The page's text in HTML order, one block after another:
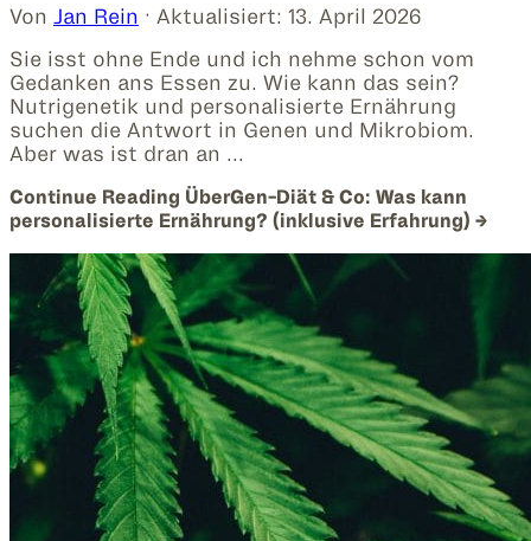
Von Jan Rein · Aktualisiert: 13. April 2026
Sie isst ohne Ende und ich nehme schon vom
Gedanken ans Essen zu. Wie kann das sein?
Nutrigenetik und personalisierte Ernährung
suchen die Antwort in Genen und Mikrobiom.
Aber was ist dran an …
Continue Reading ÜberGen-Diät & Co: Was kann
personalisierte Ernährung? (inklusive Erfahrung) →